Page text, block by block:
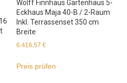
Wolff Finnhaus Gartenhaus 5-
Eckhaus Maja 40-B / 2-Raum
Inkl. Terrassenset 350 cm
Breite
6.416,57€
Preis prüfen